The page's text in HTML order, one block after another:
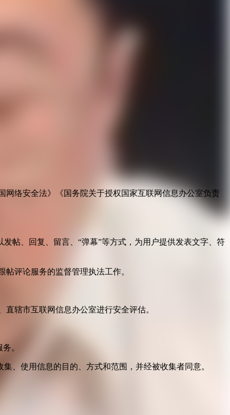
络安全法》《国务院关于授权国家互联网信息办公室负责
帖、回复、留言、“弹幕”等方式，为用户提供发表文字、符
评论服务的监督管理执法工作。
辖市互联网信息办公室进行安全评估。
。
、使用信息的目的、方式和范围，并经被收集者同意。